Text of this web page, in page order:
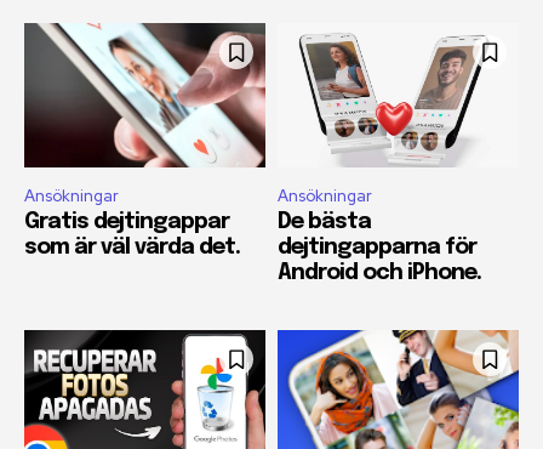
Ansökningar
Gratis dejtingappar
som är väl värda det.
Ansökningar
De bästa
dejtingapparna för
Android och iPhone.